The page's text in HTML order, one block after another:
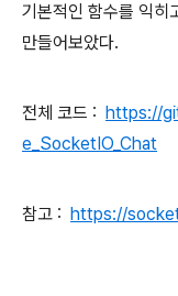
기본적인 함수를 익히
만들어보았다.
전체 코드 : https://
e_SocketIO_Chat
참고 : https://